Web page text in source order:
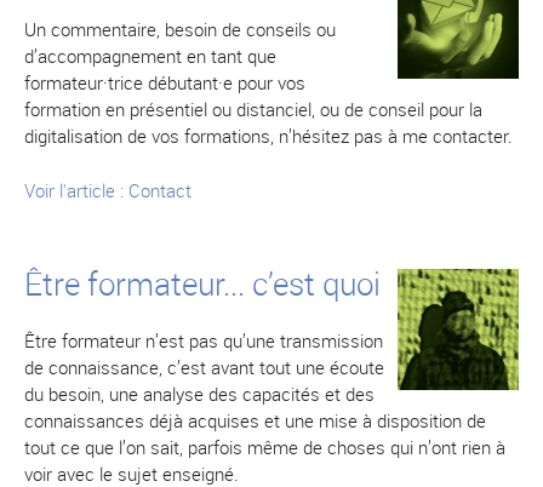
Un commentaire, besoin de conseils ou
d’accompagnement en tant que
formateur·trice débutant·e pour vos
formation en présentiel ou distanciel, ou de conseil pour la
digitalisation de vos formations, n’hésitez pas à me contacter.
Voir l'article : Contact
Être formateur... c’est quoi
Être formateur n’est pas qu’une transmission
de connaissance, c’est avant tout une écoute
du besoin, une analyse des capacités et des
connaissances déjà acquises et une mise à disposition de
tout ce que l’on sait, parfois même de choses qui n’ont rien à
voir avec le sujet enseigné.